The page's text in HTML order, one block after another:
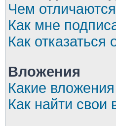
Чем
Как мне
Как отказаться
Вложения
Какие
Как найти свои